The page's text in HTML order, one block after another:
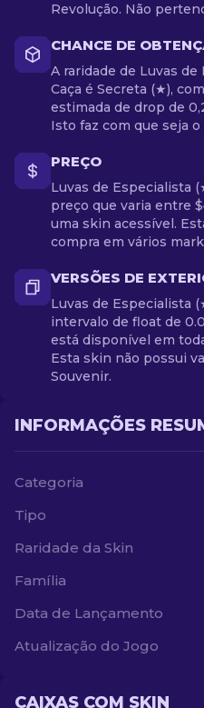
Revolução. Não
CHANCE DE
A raridade de Luvas
Caça é Secreta (★),
estimada de drop de
Isto faz com que seja
PREÇO
Luvas de Especialista
preço que varia entre
uma skin acessível.
compra em vários
VERSÕES DE
Luvas de Especialista
intervalo de float de
está disponível em
Esta skin não possui
Souvenir.
INFORMAÇÕES
Categoria
Tipo
Raridade da Skin
Família
Data de Lançamento
Atualização do Jogo
CAIXAS COM SKIN